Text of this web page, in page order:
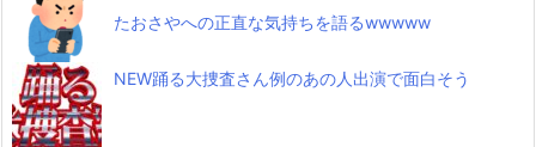
たおさやへの正直な気持ちを語るwwwww
NEW踊る大捜査さん例のあの人出演で面白そう